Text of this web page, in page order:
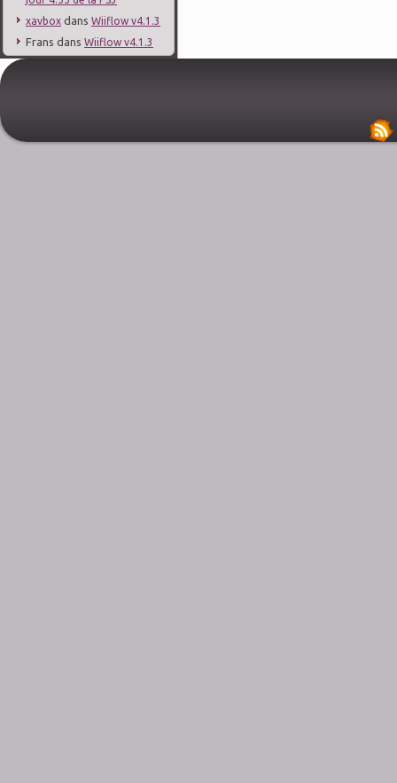
xavbox dans Wiiflow v4.1.3
Frans dans Wiiflow v4.1.3